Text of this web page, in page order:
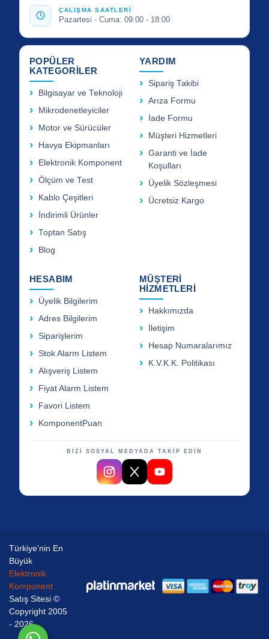
ÇALIŞMA SAATLERİ
Pazartesi - Cuma: 09:00 - 18:00
POPÜLER
KATEGORİLER
Bilgisayar ve Teknoloji
Mikrodenetleyiciler
Motor ve Sürücüler
Havya Ekipmanları
Elektronik Komponent
Ölçüm ve Test
Kablo Çeşitleri
İndirimli Ürünler
Toptan Satış
Blog
YARDIM
Sipariş Takibi
Arıza Formu
İade Formu
Müşteri Hizmetleri
Garanti ve İade
Koşulları
Üyelik Sözleşmesi
Ücretsiz Kargo
HESABIM
Üyelik Bilgilerim
Adres Bilgilerim
Siparişlerim
Stok Alarm Listem
Alışveriş Listem
Fiyat Alarm Listem
Favori Listem
KomponentPuan
MÜŞTERİ
HİZMETLERİ
Hakkımızda
İletişim
Hesap Numaralarımız
K.V.K.K. Politikası
BİZİ SOSYAL MEDYADA TAKİP EDİN
Türkiye'nin En
Büyük
Elektronik
Komponent
Satış Sitesi ©
Copyright 2005
- 2026